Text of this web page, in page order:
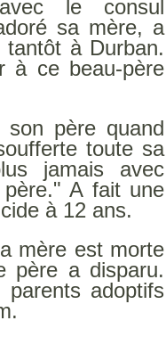
le consul
sa mère, a
à Durban.
à ce beau-père
père quand
toute sa
jamais avec
père." A fait une
à 12 ans.
mère est morte
père a disparu.
adoptifs